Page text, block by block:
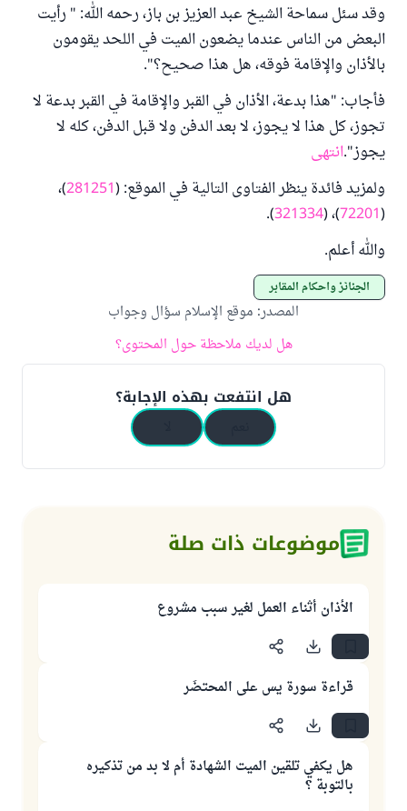
وقد سئل سماحة الشيخ عبد العزيز بن باز، رحمه الله: " رأيت
البعض من الناس عندما يضعون الميت في اللحد يقومون
بالأذان والإقامة فوقه، هل هذا صحيح؟".
فأجاب: "هذا بدعة، الأذان في القبر والإقامة في القبر بدعة لا
تجوز، كل هذا لا يجوز، لا بعد الدفن ولا قبل الدفن، كله لا
يجوز".انتهى
ولمزيد فائدة ينظر الفتاوى التالية في الموقع: (281251)،
(
72201)، (321334
).
والله أعلم.
الجنائز وأحكام المقابر
المصدر: موقع الإسلام سؤال وجواب
هل لديك ملاحظة حول المحتوى؟
هل انتفعت بهذه الإجابة؟
موضوعات ذات صلة
الأذان أثناء العمل لغير سبب مشروع
قراءة سورة يس على المحتضَر
هل يكفي تلقين الميت الشهادة أم لا بد من تذكيره
بالتوبة ؟